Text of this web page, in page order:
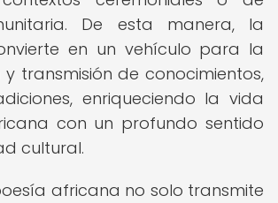
De esta manera, la
en un vehículo para la
transmisión de conocimientos,
enriqueciendo la vida
con un profundo sentido
cultural.
africana no solo transmite